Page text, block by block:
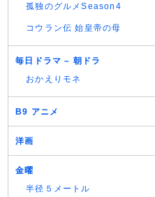
孤独のグルメSeason4
コウラン伝 始皇帝の母
毎日ドラマ – 朝ドラ
おかえりモネ
B9 アニメ
洋画
金曜
半径５メートル